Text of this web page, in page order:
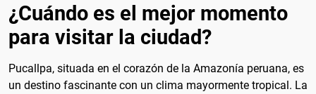
¿Cuándo es el mejor momento
para visitar la ciudad?
Pucallpa, situada en el corazón de la Amazonía peruana, es
un destino fascinante con un clima mayormente tropical. La